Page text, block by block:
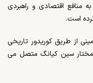
منافع اقتصادی و راهبردی
است.
از طریق کوریدور تاریخی
سین کیانگ متصل می